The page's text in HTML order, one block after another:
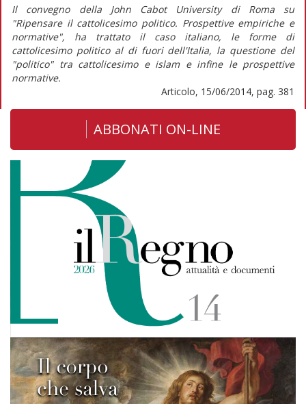
Il convegno della John Cabot University di Roma su
"Ripensare il cattolicesimo politico. Prospettive empiriche e
normative", ha trattato il caso italiano, le forme di
cattolicesimo politico al di fuori dell'Italia, la questione del
"politico" tra cattolicesimo e islam e infine le prospettive
normative.
Articolo, 15/06/2014, pag. 381
ABBONATI ON-LINE